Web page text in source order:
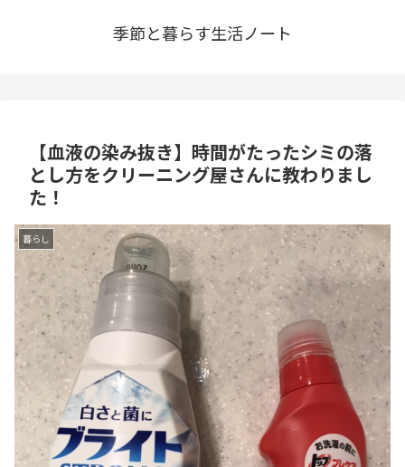
季節と暮らす生活ノート
【血液の染み抜き】時間がたったシミの落
とし方をクリーニング屋さんに教わりまし
た！
暮らし